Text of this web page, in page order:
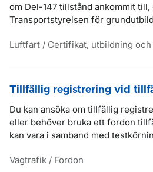
om Del-147 tillstånd ankommit
Transportstyrelsen för
Luftfart / Certifikat, utbildning
Tillfällig registrering vid
Du kan ansöka om tillfällig
eller behöver bruka ett fordon
kan vara i samband med
Vägtrafik / Fordon